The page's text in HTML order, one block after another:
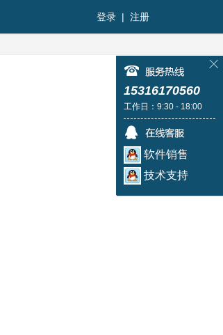
登录 | 注册
15316170560
工作日：9:30 - 18:00
软件销售
技术支持